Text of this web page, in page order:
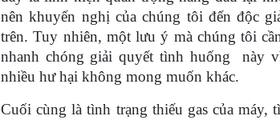
nên khuyến nghị của chúng tôi đến độc
trên. Tuy nhiên, một lưu ý mà chúng tôi
nhanh chóng giải quyết tình huống này
nhiều hư hại không mong muốn khác.
Cuối cùng là tình trạng thiếu gas của máy,